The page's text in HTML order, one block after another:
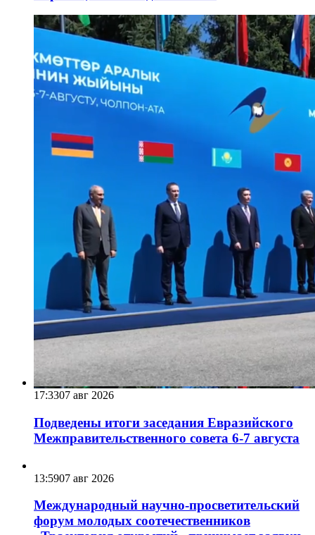
17:3307 авг 2026
Подведены итоги заседания Евразийского
Межправительственного совета 6-7 августа
13:5907 авг 2026
Международный научно-просветительский
форум молодых соотечественников